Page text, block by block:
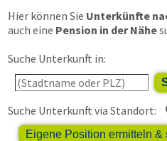
Hier können Sie Unterkünfte
auch eine Pension in der Nähe
Suche Unterkunft in:
Suche Unterkunft via Standort:
Eigene Position ermitteln &